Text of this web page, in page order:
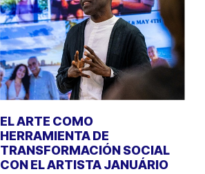
EL ARTE COMO
HERRAMIENTA DE
TRANSFORMACIÓN SOCIAL
CON EL ARTISTA JANUÁRIO